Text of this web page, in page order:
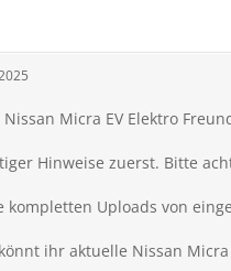
Nissan Micra EV Elektro
Hinweise zuerst. Bitte
kompletten Uploads von
ihr aktuelle Nissan Micra